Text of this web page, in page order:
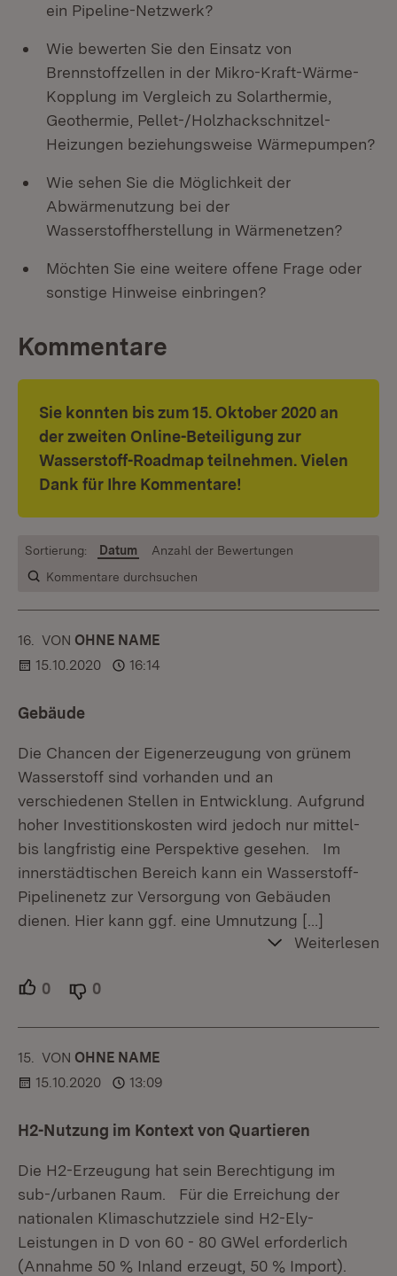
ein Pipeline-Netzwerk?
Wie bewerten Sie den Einsatz von
Brennstoffzellen in der Mikro-Kraft-Wärme-
Kopplung im Vergleich zu Solarthermie,
Geothermie, Pellet-/Holzhackschnitzel-
Heizungen beziehungsweise Wärmepumpen?
Wie sehen Sie die Möglichkeit der
Abwärmenutzung bei der
Wasserstoffherstellung in Wärmenetzen?
Möchten Sie eine weitere offene Frage oder
sonstige Hinweise einbringen?
Kommentare
Sie konnten bis zum 15. Oktober 2020 an
der zweiten Online-Beteiligung zur
Wasserstoff-Roadmap teilnehmen. Vielen
Dank für Ihre Kommentare!
Kommentare durchsuchen
Sortierung: Datum Anzahl der Bewertungen
16. KOMMENTAR
VON :OHNE NAME
15.10.2020
16:14
Gebäude
Die Chancen der Eigenerzeugung von grünem
Wasserstoff sind vorhanden und an
verschiedenen Stellen in Entwicklung. Aufgrund
hoher Investitionskosten wird jedoch nur mittel-
bis langfristig eine Perspektive gesehen. Im
innerstädtischen Bereich kann ein Wasserstoff-
Pipelinenetz zur Versorgung von Gebäuden
dienen. Hier kann ggf. eine Umnutzung […]
Weiterlesen
0 Unterstützer.
0
15. KOMMENTAR
VON :OHNE NAME
15.10.2020
13:09
H2-Nutzung im Kontext von Quartieren
Die H2-Erzeugung hat sein Berechtigung im
sub-/urbanen Raum. Für die Erreichung der
nationalen Klimaschutzziele sind H2-Ely-
Leistungen in D von 60 - 80 GWel erforderlich
(Annahme 50 % Inland erzeugt, 50 % Import).